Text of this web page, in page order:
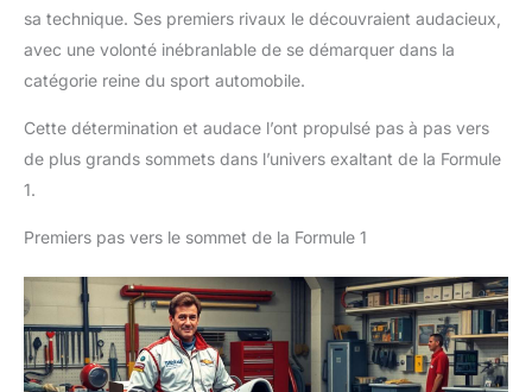
sa technique. Ses premiers rivaux le découvraient audacieux,
avec une volonté inébranlable de se démarquer dans la
catégorie reine du sport automobile.
Cette détermination et audace l’ont propulsé pas à pas vers
de plus grands sommets dans l’univers exaltant de la Formule
1.
Premiers pas vers le sommet de la Formule 1